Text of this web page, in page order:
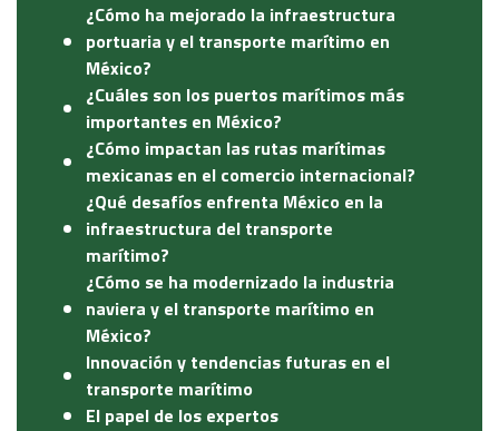
¿Cómo ha mejorado la infraestructura
portuaria y el transporte marítimo en
México?
¿Cuáles son los puertos marítimos más
importantes en México?
¿Cómo impactan las rutas marítimas
mexicanas en el comercio internacional?
¿Qué desafíos enfrenta México en la
infraestructura del transporte
marítimo?
¿Cómo se ha modernizado la industria
naviera y el transporte marítimo en
México?
Innovación y tendencias futuras en el
transporte marítimo
El papel de los expertos